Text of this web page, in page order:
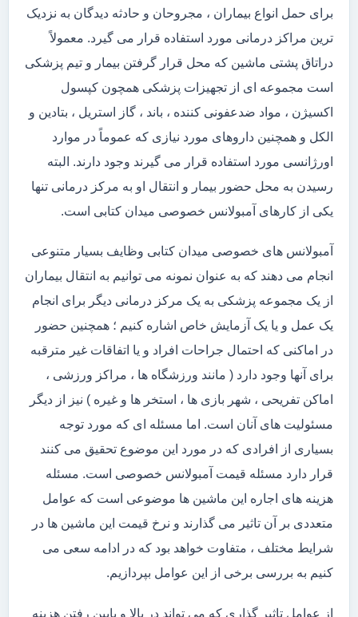
برای حمل انواع بیماران ، مجروحان و حادثه دیدگان به نزدیک
ترین مراکز درمانی مورد استفاده قرار می گیرد. معمولاً
دراتاق پشتی ماشین که محل قرار گرفتن بیمار و تیم پزشکی
است مجموعه ای از تجهیزات پزشکی همچون کپسول
اکسیژن ، مواد ضدعفونی کننده ، باند ، گاز استریل ، بتادین و
الکل و همچنین داروهای مورد نیازی که عموماً در موارد
اورژانسی مورد استفاده قرار می گیرند وجود دارند. البته
رسیدن به محل حضور بیمار و انتقال او به مرکز درمانی تنها
یکی از کارهای آمبولانس خصوصی میدان کتابی است.
آمبولانس های خصوصی میدان کتابی وظایف بسیار متنوعی
انجام می دهند که به عنوان نمونه می توانیم به انتقال بیماران
از یک مجموعه پزشکی به یک مرکز درمانی دیگر برای انجام
یک عمل و یا یک آزمایش خاص اشاره کنیم ؛ همچنین حضور
در اماکنی که احتمال جراحات افراد و یا اتفاقات غیر مترقبه
برای آنها وجود دارد ( مانند ورزشگاه ها ، مراکز ورزشی ،
اماکن تفریحی ، شهر بازی ها ، استخر ها و غیره ) نیز از دیگر
مسئولیت های آنان است. اما مسئله ای که مورد توجه
بسیاری از افرادی که در مورد این موضوع تحقیق می کنند
قرار دارد مسئله قیمت آمبولانس خصوصی است. مسئله
هزینه های اجاره این ماشین ها موضوعی است که عوامل
متعددی بر آن تاثیر می گذارند و نرخ قیمت این ماشین ها در
شرایط مختلف ، متفاوت خواهد بود که در ادامه سعی می
کنیم به بررسی برخی از این عوامل بپردازیم.
از عوامل تاثیر گذاری که می تواند در بالا و پایین رفتن هزینه